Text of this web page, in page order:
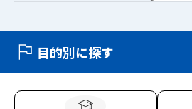
目的別に探す